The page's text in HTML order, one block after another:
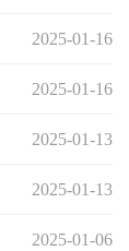
2025-01-16
2025-01-16
2025-01-13
2025-01-13
2025-01-06